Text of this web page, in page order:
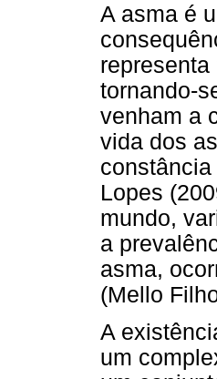
A asma é
tornando-
venham a
vida dos
Lopes
mundo,
a
asma,
(Mello
A
um